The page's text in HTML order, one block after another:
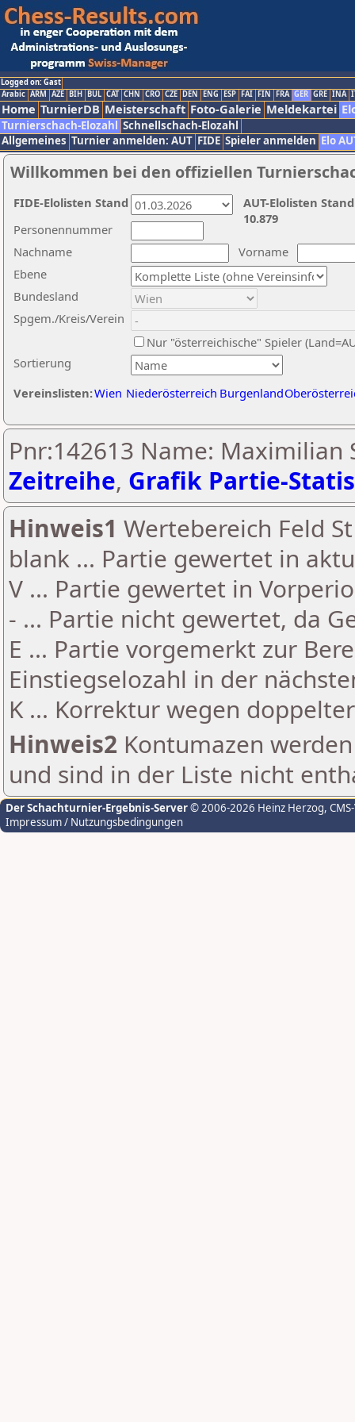
Logged on: Gast
Arabic ARM AZE BIH BUL CAT CHN CRO CZE DEN ENG ESP FAI FIN FRA GER GRE INA
Home TurnierDB Meisterschaft Foto-Galerie Meldekartei
Turnierschach-Elozahl Schnellschach-Elozahl
Allgemeines Turnier anmelden: AUT FIDE Spieler anmelden Elo
Willkommen bei den offiziellen
Nachname
Vorname
Ebene
Sortierung
Personennummer
Bundesland
Spgem./Kreis/Verein
Nur "österreichische" Spieler
Vereinslisten:Wien Niederösterreich Burgenland
AUT-Elolisten
10.879
FIDE-Elolisten Stand
Pnr:142613 Name: Maximilian
Zeitreihe, Grafik Partie-
Hinweis1 Wertebereich Feld
blank ... Partie gewertet in
V ... Partie gewertet in
- ... Partie nicht gewertet, da
E ... Partie vorgemerkt zur
Einstiegselozahl in der
K ... Korrektur wegen
Hinweis2 Kontumazen
und sind in der Liste nicht
Der Schachturnier-Ergebnis-Server© 2006-2026 Heinz Herzog,
Impressum / Nutzungsbedingungen